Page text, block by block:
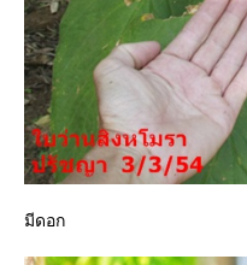
มีดอก